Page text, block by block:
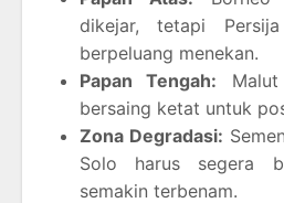
dikejar, tetapi
berpeluang menekan.
Papan Tengah:
bersaing ketat untuk
Zona Degradasi:
Solo harus segera
semakin terbenam.